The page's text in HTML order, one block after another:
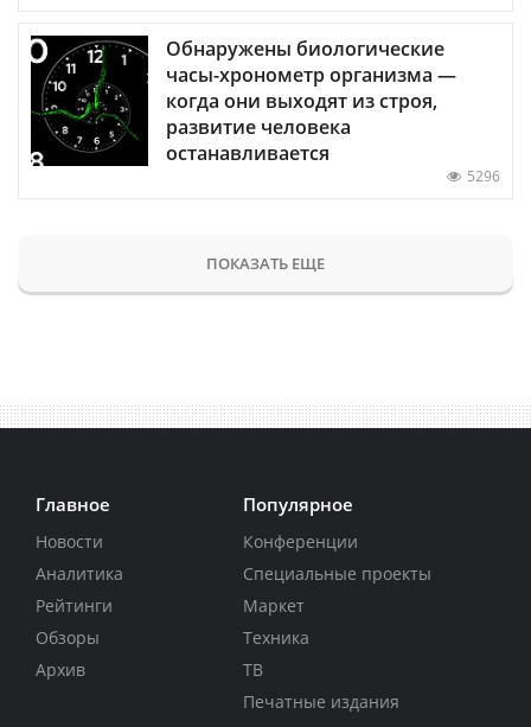
Обнаружены биологические
часы-хронометр организма —
когда они выходят из строя,
развитие человека
останавливается
5296
ПОКАЗАТЬ ЕЩЕ
Главное
Новости
Аналитика
Рейтинги
Обзоры
Архив
Популярное
Конференции
Специальные проекты
Маркет
Техника
ТВ
Печатные издания